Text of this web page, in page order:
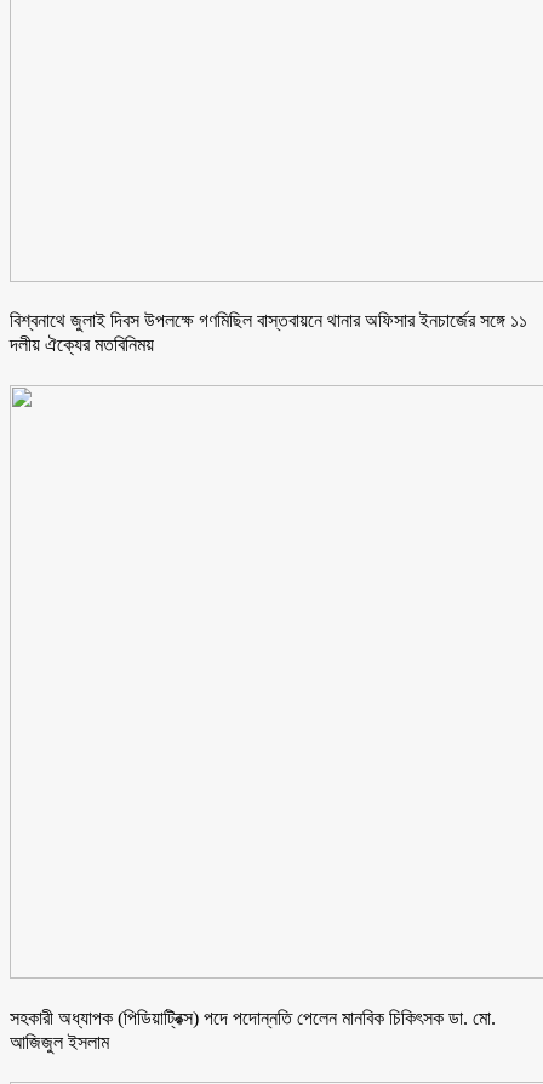
বিশ্বনাথে জুলাই দিবস উপলক্ষে গণমিছিল বাস্তবায়নে থানার অফিসার ইনচার্জের সঙ্গে ১১
দলীয় ঐক্যের মতবিনিময়
সহকারী অধ্যাপক (পিডিয়াট্রিক্স) পদে পদোন্নতি পেলেন মানবিক চিকিৎসক ডা. মো.
আজিজুল ইসলাম